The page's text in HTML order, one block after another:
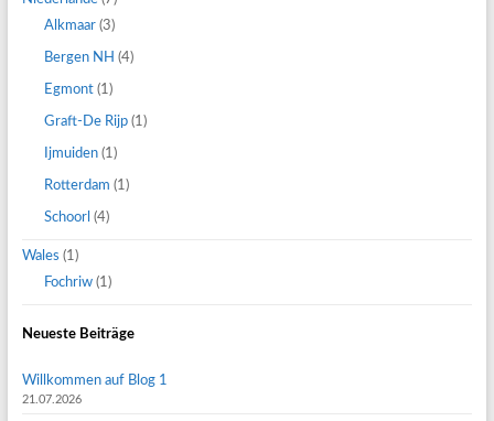
Alkmaar(3)
Bergen NH (4)
Egmont(1)
Graft-De Rijp(1)
Ijmuiden(1)
Rotterdam (1)
Schoorl (4)
Wales (1)
Fochriw(1)
Neueste Beiträge
Willkommen auf Blog 1
21.07.2026